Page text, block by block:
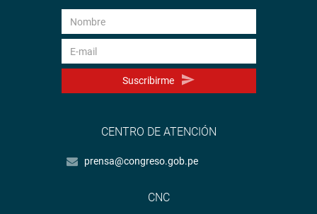
Suscribirme
CENTRO DE ATENCIÓN
prensa@congreso.gob.pe
CNC